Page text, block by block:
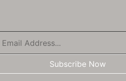
Subscribe Now